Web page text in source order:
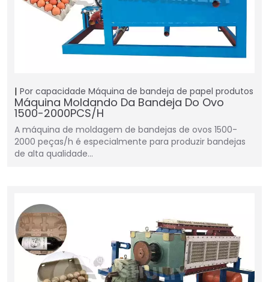
Por capacidade Máquina de bandeja de papel produtos
Máquina Moldando Da Bandeja Do Ovo
1500-2000PCS/H
A máquina de moldagem de bandejas de ovos 1500-
2000 peças/h é especialmente para produzir bandejas
de alta qualidade…